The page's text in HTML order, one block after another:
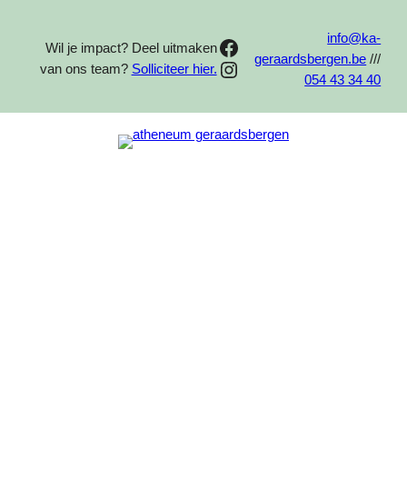
Wil je impact? Deel uitmaken
van ons team? Solliciteer hier.
Facebook
Instagram
info@ka-
geraardsbergen.be ///
054 43 34 40